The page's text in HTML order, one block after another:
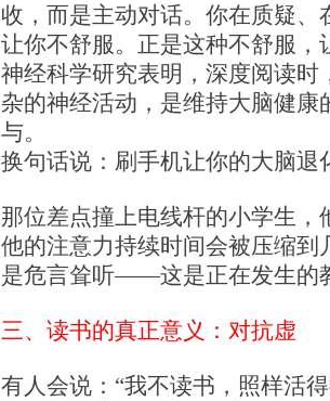
收，而是主动对话。你在质疑、
让你不舒服。正是这种不舒服，
神经科学研究表明，深度阅读
杂的神经活动，是维持大脑健
与。
换句话说：刷手机让你的大脑退
那位差点撞上电线杆的小学生，
他的注意力持续时间会被压缩
是危言耸听——这是正在发生的
三、读书的真正意义：对抗虚
有人会说：“我不读书，照样活